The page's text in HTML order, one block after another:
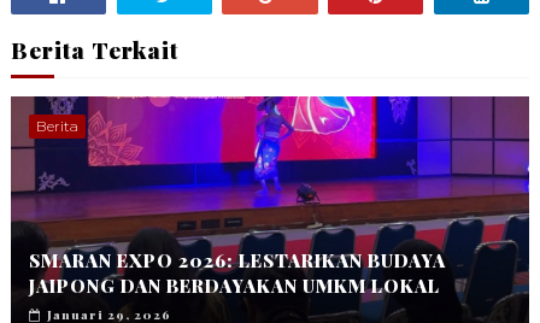
Berita Terkait
Berita
SMARAN EXPO 2026: LESTARIKAN BUDAYA
JAIPONG DAN BERDAYAKAN UMKM LOKAL
Januari 29, 2026